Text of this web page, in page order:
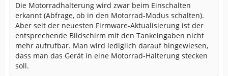
Die Motorradhalterung wird zwar beim Einschalten
erkannt (Abfrage, ob in den Motorrad-Modus schalten).
Aber seit der neuesten Firmware-Aktualisierung ist der
entsprechende Bildschirm mit den Tankeingaben nicht
mehr aufrufbar. Man wird lediglich darauf hingewiesen,
dass man das Gerät in eine Motorrad-Halterung stecken
soll.